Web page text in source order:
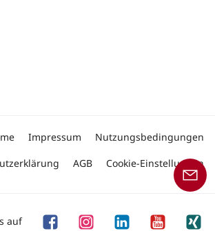
Impressum
Nutzungsbedingungen
AGB Cookie-Einstellungen
auf